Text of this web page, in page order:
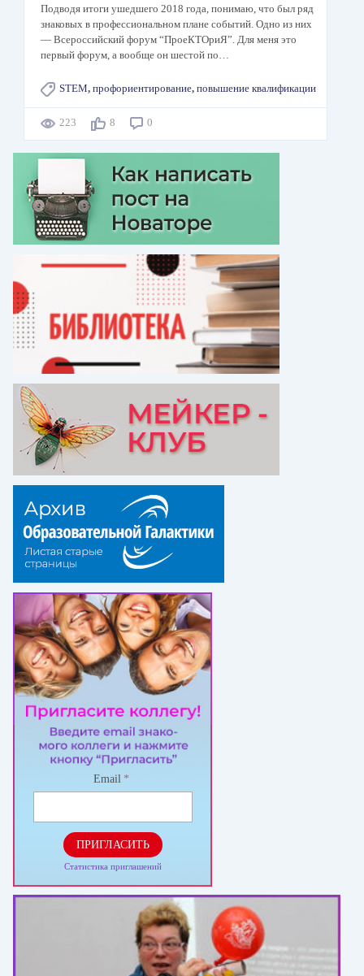
Подводя итоги ушедшего 2018 года, понимаю, что был ряд
знаковых в профессиональном плане событий. Одно из них
— Всероссийский форум “ПроеКТОриЯ”. Для меня это
первый форум, а вообще он шестой по…
STEM, профориентирование, повышение квалификации
223 8 0
Email *
ПРИГЛАСИТЬ
Статистика приглашений